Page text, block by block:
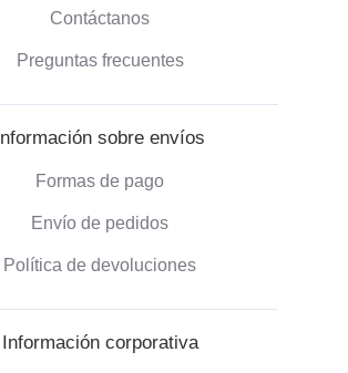
Contáctanos
Preguntas frecuentes
Información sobre envíos
Formas de pago
Envío de pedidos
Política de devoluciones
Información corporativa